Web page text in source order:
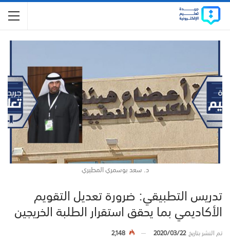
د. سعد بوسمري المطيري
تدريس التطبيقي: ضرورة تعديل التقويم
الأكاديمي بما يحقق استقرار الطلبة الخريجين
تم النشر بتاريخ2020/03/22
2,148